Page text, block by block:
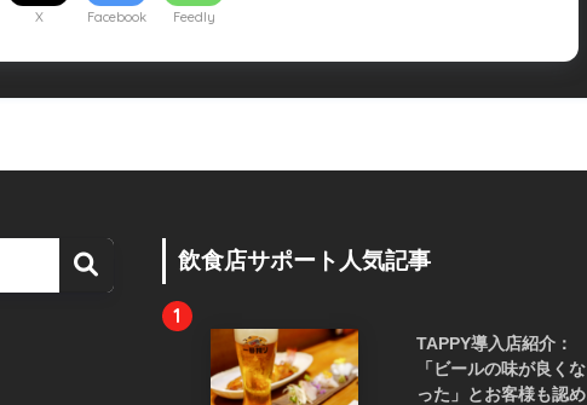
X Facebook Feedly
飲食店サポート人気記事
1
TAPPY導入店紹介：
「ビールの味が良くな
った」とお客様も認め